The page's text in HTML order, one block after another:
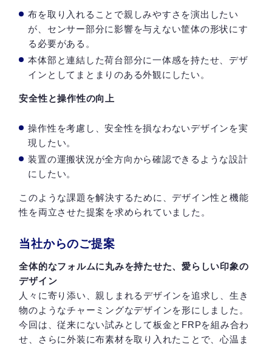
布を取り入れることで親しみやすさを演出したい
が、センサー部分に影響を与えない筐体の形状にす
る必要がある。
本体部と連結した荷台部分に一体感を持たせ、デザ
インとしてまとまりのある外観にしたい。
安全性と操作性の向上
操作性を考慮し、安全性を損なわないデザインを実
現したい。
装置の運搬状況が全方向から確認できるような設計
にしたい。
このような課題を解決するために、デザイン性と機能
性を両立させた提案を求められていました。
当社からのご提案
全体的なフォルムに丸みを持たせた、愛らしい印象の
デザイン
人々に寄り添い、親しまれるデザインを追求し、生き
物のようなチャーミングなデザインを形にしました。
今回は、従来にない試みとして板金とFRPを組み合わ
せ、さらに外装に布素材を取り入れたことで、心温ま